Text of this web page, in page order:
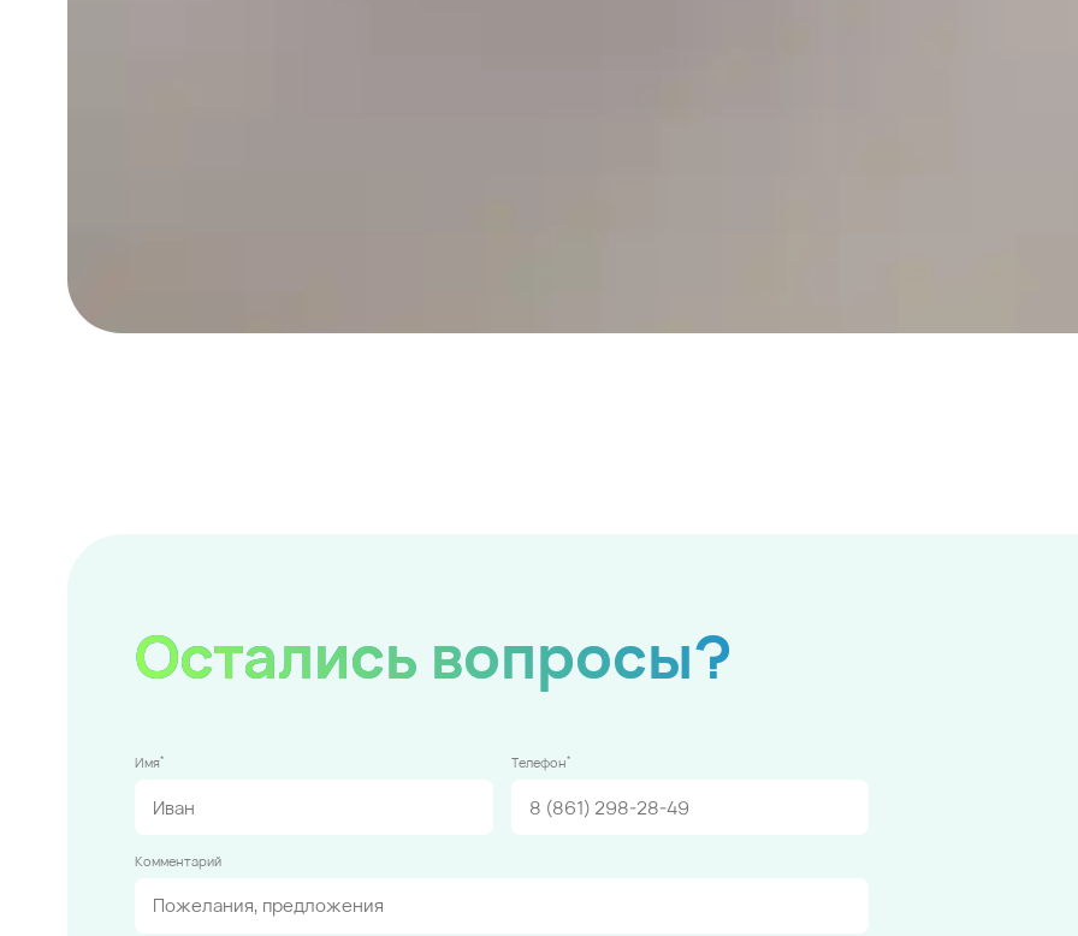
Остались вопросы?
Имя* Телефон*
Комментарий